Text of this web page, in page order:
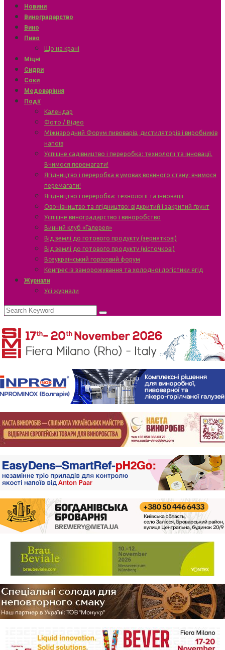
Новини
Виноградарство
Вино
Пиво
Що на крані
Міцні
Сидри
Соки
Медоваріння
Події
Календар
Фото / Відео
Міжнародний Форум пивоварів, дистиляторів і виробників
напоїв
Успішне садівництво і переробка: технології та інновації.
Вчимося перемагати!
Ягідництво і переробка в умовах воєнного стану: вчимося
перемагати!
Ягідництво і переробка: технології та інновації
Овочівництво та ягідництво: відкритий і закритий ґрунт
Успішне виноградарство і виноробство
Винний клуб «Галерея»
Від землі до готового продукту (зерняткові)
Від землі до готового продукту (кісточкові)
Всеукраїнський горіховий форум
Конгрес із заморожування та холодної логістики ягід
Журнали
Усі журнали